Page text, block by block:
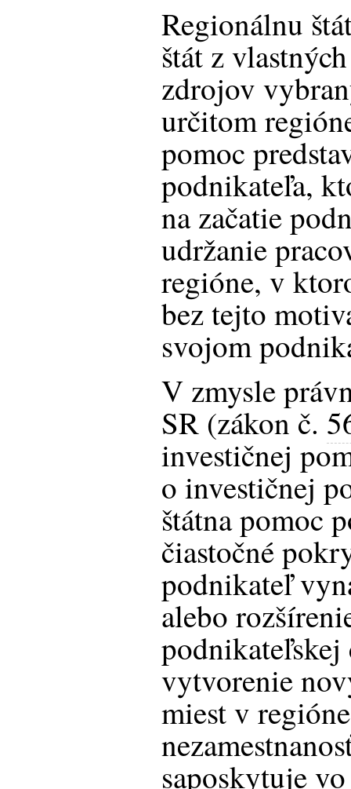
Regionálnu
štát z
zdrojov
určitom
pomoc
podnikateľa,
na začatie
udržanie
regióne, v
bez tejto
svojom
V zmysle
SR (zákon č.
investičnej
o investičnej
štátna pomoc
čiastočné
podnikateľ
alebo
vytvorenie
miest v
saposkytuje